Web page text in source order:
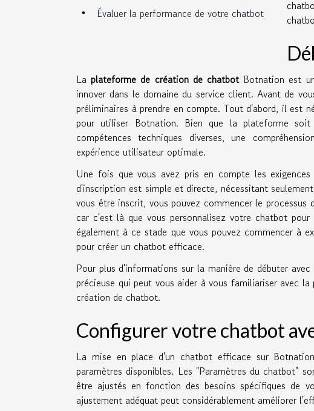
Évaluer la performance de votre chatbot
La plateforme de création de chatbotBotnation est
innover dans le domaine du service client. Avant de
préliminaires à prendre en compte. Tout d'abord, il est
pour utiliser Botnation. Bien que la plateforme
compétences techniques diverses, une
expérience utilisateur optimale.
Une fois que vous avez pris en compte les
d'inscription est simple et directe, nécessitant
vous être inscrit, vous pouvez commencer le processus
car c'est là que vous personnalisez votre chatbot
également à ce stade que vous pouvez commencer à
pour créer un chatbot efficace.
Pour plus d'informations sur la manière de débuter
précieuse qui peut vous aider à vous familiariser avec
création de chatbot.
Configurer votre chatbot
La mise en place d'un chatbot efficace sur
paramètres disponibles. Les "Paramètres du chatbot"
être ajustés en fonction des besoins spécifiques de
ajustement adéquat peut considérablement améliorer